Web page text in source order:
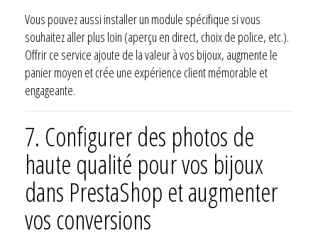
Vous pouvez aussi installer un module spécifique si vous
souhaitez aller plus loin (aperçu en direct, choix de police, etc.).
Offrir ce service ajoute de la valeur à vos bijoux, augmente le
panier moyen et crée une expérience client mémorable et
engageante.
7. Configurer des photos de
haute qualité pour vos bijoux
dans PrestaShop et augmenter
vos conversions